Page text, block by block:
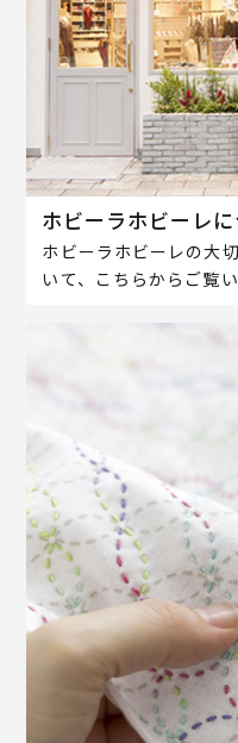
ホビーラホビーレに
ホビーラホビーレの大
いて、こちらからご覧い